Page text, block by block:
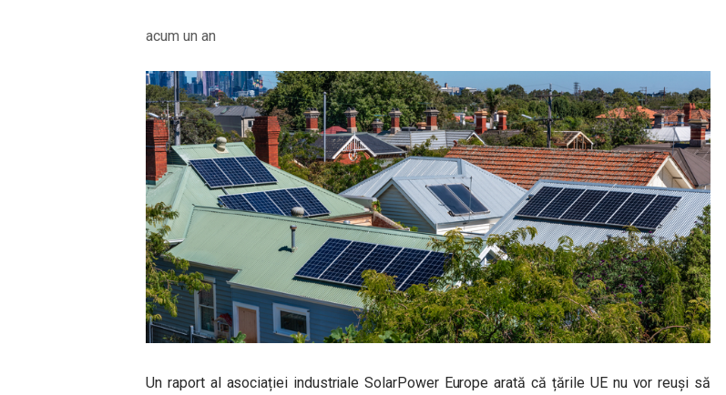
acum un an
Un raport al asociației industriale SolarPower Europe arată că țările UE nu vor reuși să